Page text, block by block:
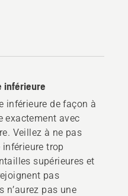
inférieure
inférieure de façon à
exactement avec
Veillez à ne pas
inférieure trop
supérieures et
pas
n’aurez pas une